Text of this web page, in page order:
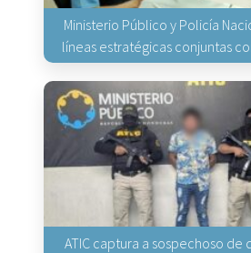
Ministerio Público y Policía
líneas estratégicas conjuntas
ATIC captura a sospechoso de